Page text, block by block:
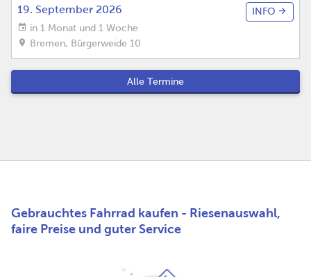
19. September 2026
in 1 Monat und 1 Woche
Bremen, Bürgerweide 10
INFO
Alle Termine
Gebrauchtes Fahrrad kaufen - Riesenauswahl,
faire Preise und guter Service